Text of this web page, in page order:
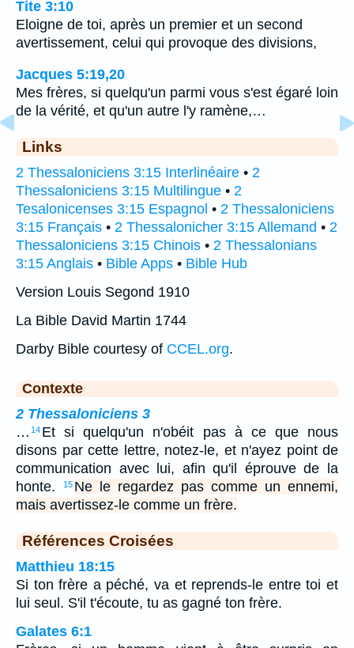
Tite 3:10
Eloigne de toi, après un premier et un second
avertissement, celui qui provoque des divisions,
Jacques 5:19,20
Mes frères, si quelqu'un parmi vous s'est égaré loin
de la vérité, et qu'un autre l'y ramène,…
Links
2 Thessaloniciens 3:15 Interlinéaire • 2
Thessaloniciens 3:15 Multilingue • 2
Tesalonicenses 3:15 Espagnol • 2 Thessaloniciens
3:15 Français • 2 Thessalonicher 3:15 Allemand • 2
Thessaloniciens 3:15 Chinois • 2 Thessalonians
3:15 Anglais • Bible Apps • Bible Hub
Version Louis Segond 1910
La Bible David Martin 1744
Darby Bible courtesy of CCEL.org.
Contexte
2 Thessaloniciens 3
… 14 Et si quelqu'un n'obéit pas à ce que nous
disons par cette lettre, notez-le, et n'ayez point de
communication avec lui, afin qu'il éprouve de la
honte.
15 Ne le regardez pas comme un ennemi,
mais avertissez-le comme un frère.
Références Croisées
Matthieu 18:15
Si ton frère a péché, va et reprends-le entre toi et
lui seul. S'il t'écoute, tu as gagné ton frère.
Galates 6:1